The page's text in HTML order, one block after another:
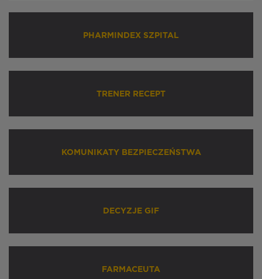
PHARMINDEX SZPITAL
TRENER RECEPT
KOMUNIKATY BEZPIECZEŃSTWA
DECYZJE GIF
FARMACEUTA